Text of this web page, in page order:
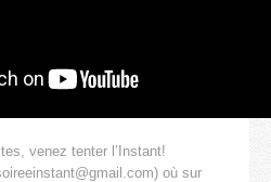
venez tenter l’Instant!
où sur